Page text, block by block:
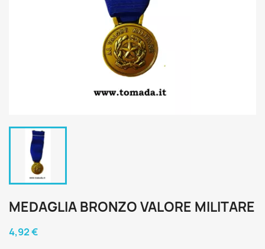
MEDAGLIA BRONZO VALORE MILITARE
4,92 €